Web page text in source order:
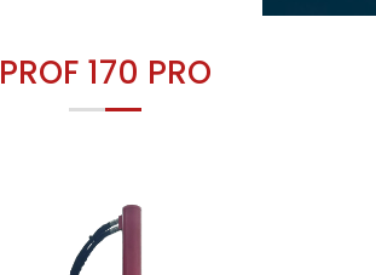
PROF 170 PRO